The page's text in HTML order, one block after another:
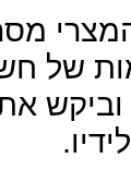
של
וביקש